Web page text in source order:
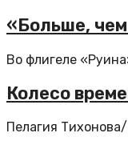
«Больше,
Во флигеле
Колесо
Пелагия